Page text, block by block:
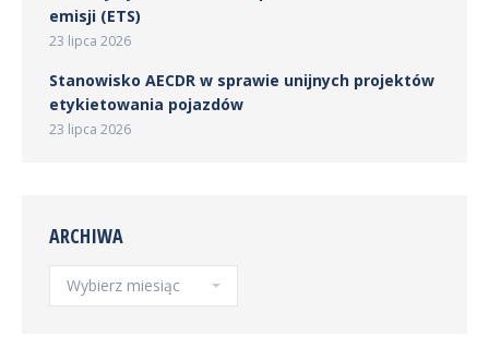
emisji (ETS)
23 lipca 2026
Stanowisko AECDR w sprawie unijnych projektów
etykietowania pojazdów
23 lipca 2026
ARCHIWA
Archiwa